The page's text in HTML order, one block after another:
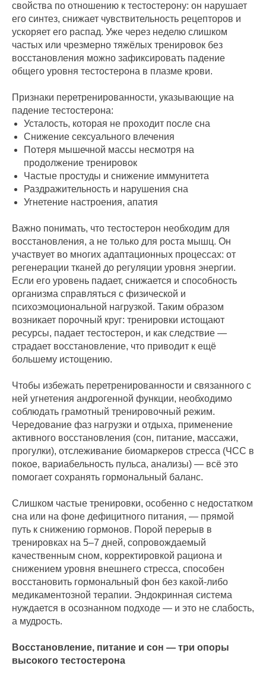
свойства по отношению к тестостерону: он нарушает
его синтез, снижает чувствительность рецепторов и
ускоряет его распад. Уже через неделю слишком
частых или чрезмерно тяжёлых тренировок без
восстановления можно зафиксировать падение
общего уровня тестостерона в плазме крови.
Признаки перетренированности, указывающие на
падение тестостерона:
Усталость, которая не проходит после сна
Снижение сексуального влечения
Потеря мышечной массы несмотря на
продолжение тренировок
Частые простуды и снижение иммунитета
Раздражительность и нарушения сна
Угнетение настроения, апатия
Важно понимать, что тестостерон необходим для
восстановления, а не только для роста мышц. Он
участвует во многих адаптационных процессах: от
регенерации тканей до регуляции уровня энергии.
Если его уровень падает, снижается и способность
организма справляться с физической и
психоэмоциональной нагрузкой. Таким образом
возникает порочный круг: тренировки истощают
ресурсы, падает тестостерон, и как следствие —
страдает восстановление, что приводит к ещё
большему истощению.
Чтобы избежать перетренированности и связанного с
ней угнетения андрогенной функции, необходимо
соблюдать грамотный тренировочный режим.
Чередование фаз нагрузки и отдыха, применение
активного восстановления (сон, питание, массажи,
прогулки), отслеживание биомаркеров стресса (ЧСС в
покое, вариабельность пульса, анализы) — всё это
помогает сохранять гормональный баланс.
Слишком частые тренировки, особенно с недостатком
сна или на фоне дефицитного питания, — прямой
путь к снижению гормонов. Порой перерыв в
тренировках на 5–7 дней, сопровождаемый
качественным сном, корректировкой рациона и
снижением уровня внешнего стресса, способен
восстановить гормональный фон без какой-либо
медикаментозной терапии. Эндокринная система
нуждается в осознанном подходе — и это не слабость,
а мудрость.
Восстановление, питание и сон — три опоры
высокого тестостерона